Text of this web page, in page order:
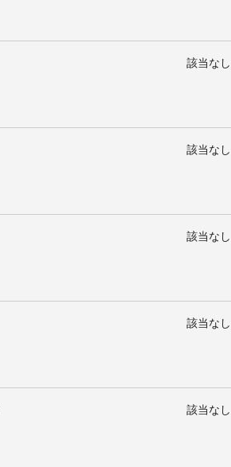
該当なし
該当なし
該当なし
該当なし
該当なし